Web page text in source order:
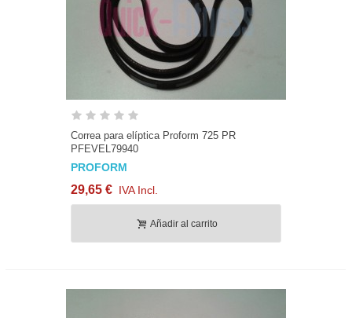
Correa para elíptica Proform 725 PR
PFEVEL79940
PROFORM
29,65 € IVA Incl.
Añadir al carrito